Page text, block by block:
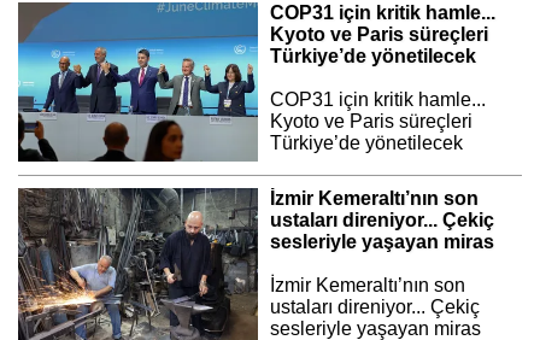
COP31 için kritik hamle...
Kyoto ve Paris süreçleri
Türkiye’de yönetilecek
COP31 için kritik hamle...
Kyoto ve Paris süreçleri
Türkiye’de yönetilecek
İzmir Kemeraltı’nın son
ustaları direniyor... Çekiç
sesleriyle yaşayan miras
İzmir Kemeraltı’nın son
ustaları direniyor... Çekiç
sesleriyle yaşayan miras